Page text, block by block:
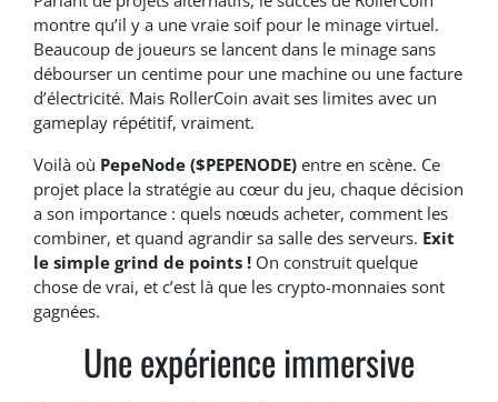
montre qu’il y a une vraie soif pour le minage virtuel.
Beaucoup de joueurs se lancent dans le minage sans
débourser un centime pour une machine ou une facture
d’électricité. Mais RollerCoin avait ses limites avec un
gameplay répétitif, vraiment.
Voilà où PepeNode ($PEPENODE) entre en scène. Ce
projet place la stratégie au cœur du jeu, chaque décision
a son importance : quels nœuds acheter, comment les
combiner, et quand agrandir sa salle des serveurs. Exit
le simple grind de points ! On construit quelque
chose de vrai, et c’est là que les crypto-monnaies sont
gagnées.
Une expérience immersive